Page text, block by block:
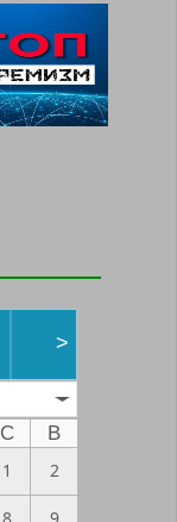
>
С
В
1
2
8 9